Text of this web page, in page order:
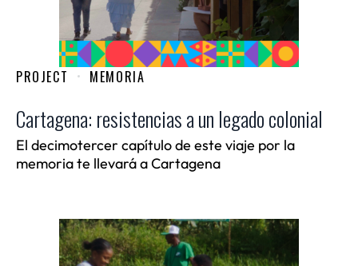
PROJECT MEMORIA
Cartagena: resistencias a un legado colonial
El decimotercer capítulo de este viaje por la
memoria te llevará a Cartagena